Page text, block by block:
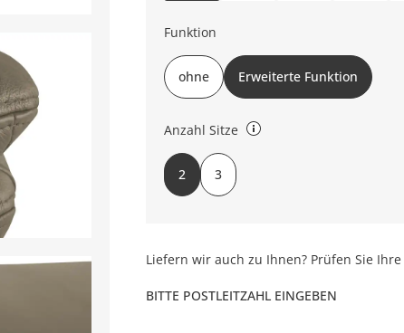
Funktion
ohne Erweiterte Funktion
Anzahl Sitze
2-Sitzer oder 3-Sitzer
2 3
Liefern wir auch zu Ihnen? Prüfen Sie
BITTE POSTLEITZAHL EINGEBEN